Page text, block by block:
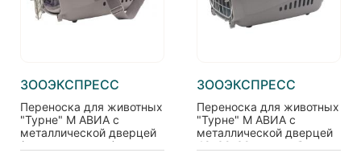
ЗООЭКСПРЕСС
Переноска для животных
"Турне" M АВИА с
металлической дверцей
(коврик+ремень),
ЗООЭКСПРЕСС
Переноска для животных
"Турне" M АВИА с
металлической дверцей
48*32*32см, голубая